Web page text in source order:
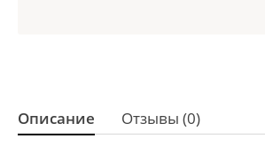
Описание Отзывы (0)